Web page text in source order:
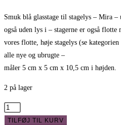
pris
var:
Smuk blå glasstage til stagelys – Mira –
også uden lys i – stagerne er også flotte
vores flotte, høje stagelys (se
alle nye og ubrugte –
måler 5 cm x 5 cm x 10,5 cm i højden.
2 på lager
Smuk
blå
TILFØJ TIL KURV